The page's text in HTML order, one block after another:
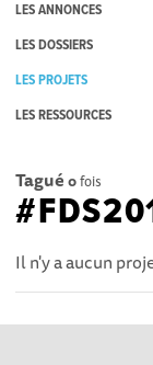
LES ANNONCES
LES DOSSIERS
LES PROJETS
LES RESSOURCES
Tagué 0fois
Il n'y a aucun